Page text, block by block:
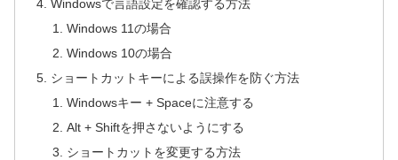
Windowsで言語設定を確認する方法
Windows 11の場合
Windows 10の場合
ショートカットキーによる誤操作を防ぐ方法
Windowsキー + Spaceに注意する
Alt + Shiftを押さないようにする
ショートカットを変更する方法